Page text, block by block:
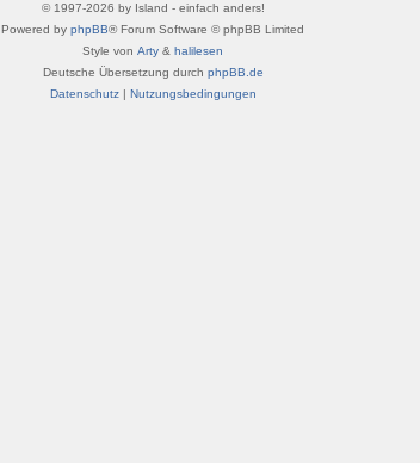
© 1997-2026 by Island - einfach anders!
Powered by phpBB® Forum Software © phpBB Limited
Style von Arty & halilesen
Deutsche Übersetzung durch phpBB.de
Datenschutz| Nutzungsbedingungen